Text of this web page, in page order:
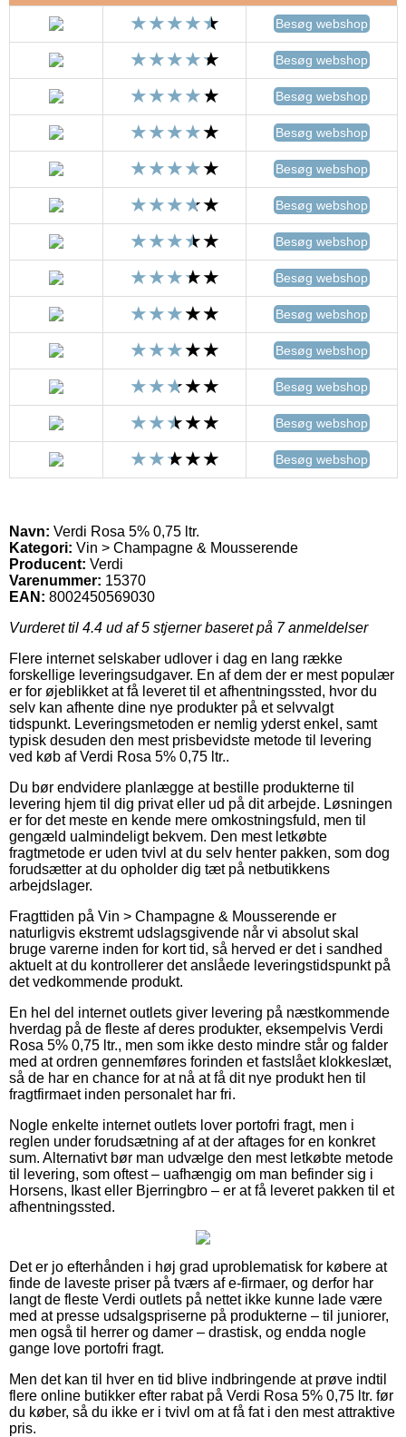
Besøg webshop
Besøg webshop
Besøg webshop
Besøg webshop
Besøg webshop
Besøg webshop
Besøg webshop
Besøg webshop
Besøg webshop
Besøg webshop
Besøg webshop
Besøg webshop
Besøg webshop
Navn: Verdi Rosa 5% 0,75 ltr.
Kategori: Vin > Champagne & Mousserende
Producent: Verdi
Varenummer: 15370
EAN: 8002450569030
Vurderet til 4.4 ud af 5 stjerner baseret på 7anmeldelser
Flere internet selskaber udlover i dag en lang række
forskellige leveringsudgaver. En af dem der er mest populær
er for øjeblikket at få leveret til et afhentningssted, hvor du
selv kan afhente dine nye produkter på et selvvalgt
tidspunkt. Leveringsmetoden er nemlig yderst enkel, samt
typisk desuden den mest prisbevidste metode til levering
ved køb af Verdi Rosa 5% 0,75 ltr..
Du bør endvidere planlægge at bestille produkterne til
levering hjem til dig privat eller ud på dit arbejde. Løsningen
er for det meste en kende mere omkostningsfuld, men til
gengæld ualmindeligt bekvem. Den mest letkøbte
fragtmetode er uden tvivl at du selv henter pakken, som dog
forudsætter at du opholder dig tæt på netbutikkens
arbejdslager.
Fragttiden på Vin > Champagne & Mousserende er
naturligvis ekstremt udslagsgivende når vi absolut skal
bruge varerne inden for kort tid, så herved er det i sandhed
aktuelt at du kontrollerer det anslåede leveringstidspunkt på
det vedkommende produkt.
En hel del internet outlets giver levering på næstkommende
hverdag på de fleste af deres produkter, eksempelvis Verdi
Rosa 5% 0,75 ltr., men som ikke desto mindre står og falder
med at ordren gennemføres forinden et fastslået klokkeslæt,
så de har en chance for at nå at få dit nye produkt hen til
fragtfirmaet inden personalet har fri.
Nogle enkelte internet outlets lover portofri fragt, men i
reglen under forudsætning af at der aftages for en konkret
sum. Alternativt bør man udvælge den mest letkøbte metode
til levering, som oftest – uafhængig om man befinder sig i
Horsens, Ikast eller Bjerringbro – er at få leveret pakken til et
afhentningssted.
Det er jo efterhånden i høj grad uproblematisk for købere at
finde de laveste priser på tværs af e-firmaer, og derfor har
langt de fleste Verdi outlets på nettet ikke kunne lade være
med at presse udsalgspriserne på produkterne – til juniorer,
men også til herrer og damer – drastisk, og endda nogle
gange love portofri fragt.
Men det kan til hver en tid blive indbringende at prøve indtil
flere online butikker efter rabat på Verdi Rosa 5% 0,75 ltr. før
du køber, så du ikke er i tvivl om at få fat i den mest attraktive
pris.